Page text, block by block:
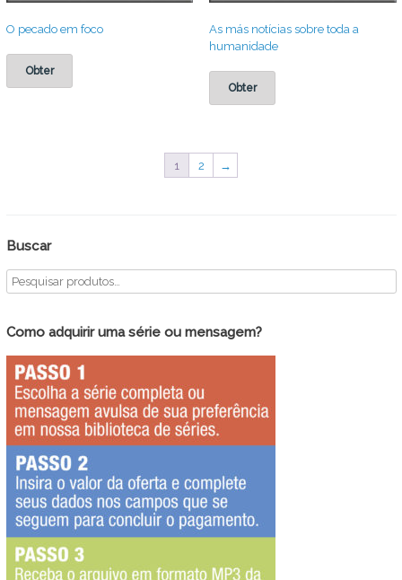
O pecado em foco
Obter
As más notícias sobre toda a
humanidade
Obter
1 2 →
Buscar
Como adquirir uma série ou mensagem?